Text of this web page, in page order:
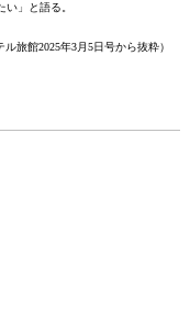
い」と語る。
ル旅館2025年3月5日号から抜粋）